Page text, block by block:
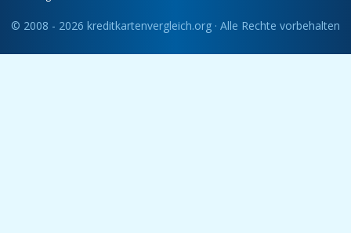
© 2008 - 2026 kreditkartenvergleich.org · Alle Rechte vorbehalten